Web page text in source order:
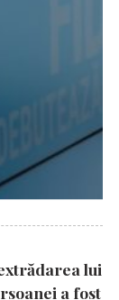
lui
a fost